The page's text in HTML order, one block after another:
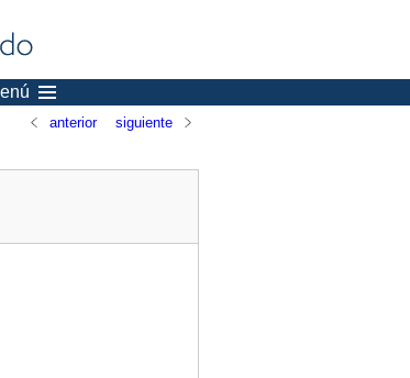
anterior siguiente